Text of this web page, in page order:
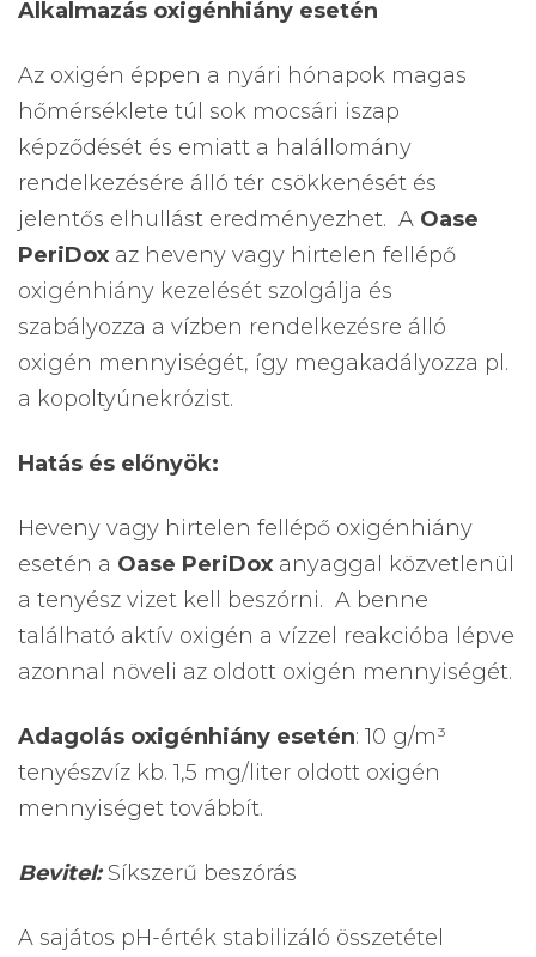
Alkalmazás oxigénhiány esetén
Az oxigén éppen a nyári hónapok magas
hőmérséklete túl sok mocsári iszap
képződését és emiatt a halállomány
rendelkezésére álló tér csökkenését és
jelentős elhullást eredményezhet. A Oase
PeriDox az heveny vagy hirtelen fellépő
oxigénhiány kezelését szolgálja és
szabályozza a vízben rendelkezésre álló
oxigén mennyiségét, így megakadályozza pl.
a kopoltyúnekrózist.
Hatás és előnyök:
Heveny vagy hirtelen fellépő oxigénhiány
esetén a Oase PeriDox anyaggal közvetlenül
a tenyész vizet kell beszórni. A benne
található aktív oxigén a vízzel reakcióba lépve
azonnal növeli az oldott oxigén mennyiségét.
Adagolás oxigénhiány esetén: 10 g/m³
tenyészvíz kb. 1,5 mg/liter oldott oxigén
mennyiséget továbbít.
Bevitel:Síkszerű beszórás
A sajátos pH-érték stabilizáló összetétel